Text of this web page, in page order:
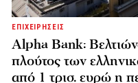
ΕΠΙΧΕΙΡΗΣΕΙΣ
Alpha Bank:
πλούτος των
από 1 τρισ. ευρώ η